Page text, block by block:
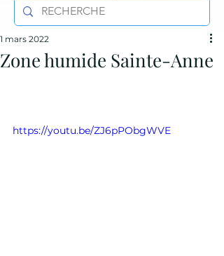
Zone humide Sainte-Anne
1 mars 2022
https://youtu.be/ZJ6pPObgWVE